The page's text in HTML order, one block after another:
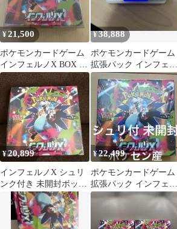
¥21,500
ポケモンカードゲーム
インフェルノX BOX シ
ュリンク付き ローダ
ー付き
¥38,888
ポケモンカードゲーム
拡張パック インフェル
ノX BOX 294.2g誤差あ
り
¥20,899
インフェルノX シュリ
ンク付き 未開封ボック
ス ポケモンカードゲー
¥22,499
ポケモンカードゲーム
拡張パック インフェル
ノX 未開封シュリンク
付BOX